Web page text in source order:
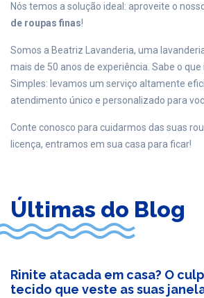
Nós temos a solução ideal: aproveite o
de roupas finas!
Somos a Beatriz Lavanderia, uma
mais de 50 anos de experiência. Sabe o que
Simples: levamos um serviço altamente
atendimento único e personalizado para
Conte conosco para cuidarmos das suas
licença, entramos em sua casa para ficar!
Últimas do Blog
Rinite atacada em casa? O
tecido que veste as suas